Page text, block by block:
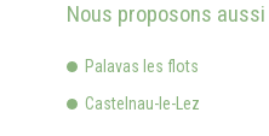
Nous proposons
Palavas les flots
Castelnau-le-Lez